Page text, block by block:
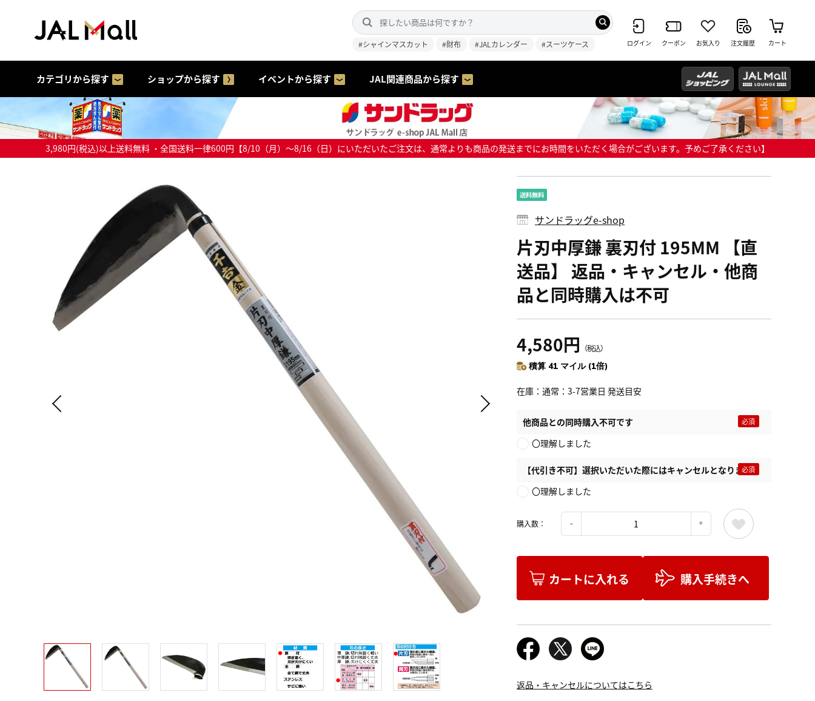
#シャインマスカット #財布 #JALカレンダー #スーツケース ログイン クーポン お気入り 注文履歴 カート
カテゴリから探す ショップから探す イベントから探す JAL関連商品から探す
3,980円(税込)以上送料無料 ・全国送料一律600円【8/10（月）～8/16（日）にいただいたご注文は、通常よりも商品の発送までにお時間をいただく場合がございます。予めご了承ください】
サンドラッグe-shop
片刃中厚鎌 裏刃付 195MM 【直
送品】 返品・キャンセル・他商
品と同時購入は不可
4,580円 （税込）
積算 41 マイル (1倍)
在庫 通常：3-7営業日 発送目安
他商品との同時購入不可です
〇理解しました
【代引き不可】選択いただいた際にはキャンセルとなります
〇理解しました
購入数：
カートに入れる 購入手続きへ
返品・キャンセルについてはこちら